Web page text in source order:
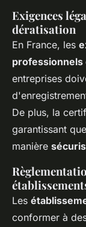
Exigences
dératisation
En France, les
professionnels
entreprises
De plus, la
garantissant
manière
Les
conformer à